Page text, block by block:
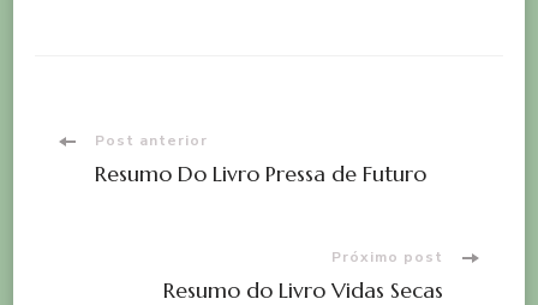
Navegação
Post anterior
Resumo Do Livro Pressa de Futuro
Próximo post
Resumo do Livro Vidas Secas